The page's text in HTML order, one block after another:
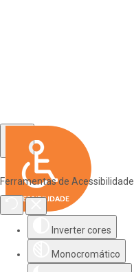
Ferramentas de Acessibilidade
Inverter cores
Monocromático